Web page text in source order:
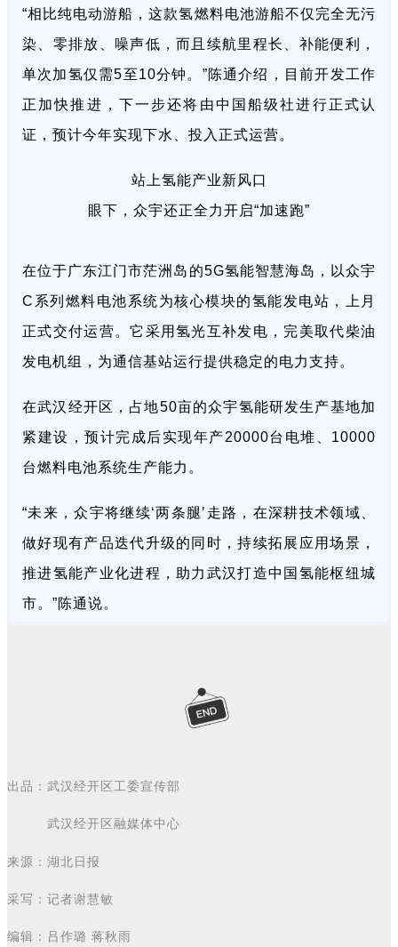
“相比纯电动游船，这款氢燃料电池游船不仅完全无污
染、零排放、噪声低，而且续航里程长、补能便利，
单次加氢仅需5至10分钟。”陈通介绍，目前开发工作
正加快推进，下一步还将由中国船级社进行正式认
证，预计今年实现下水、投入正式运营。
站上氢能产业新风口
眼下，众宇还正全力开启“加速跑”
在位于广东江门市茫洲岛的5G氢能智慧海岛，以众宇
C系列燃料电池系统为核心模块的氢能发电站，上月
正式交付运营。它采用氢光互补发电，完美取代柴油
发电机组，为通信基站运行提供稳定的电力支持。
在武汉经开区，占地50亩的众宇氢能研发生产基地加
紧建设，预计完成后实现年产20000台电堆、10000
台燃料电池系统生产能力。
“未来，众宇将继续‘两条腿’走路，在深耕技术领域、
做好现有产品迭代升级的同时，持续拓展应用场景，
推进氢能产业化进程，助力武汉打造中国氢能枢纽城
市。”陈通说。
出品：武汉经开区工委宣传部
武汉经开区融媒体中心
来源： 湖北日报
采写：记者谢慧敏
编辑：吕作璐 蒋秋雨